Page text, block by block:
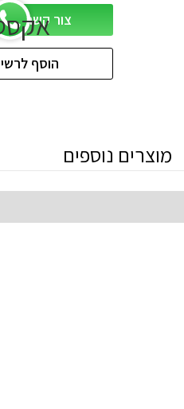
צור קשר
הוסף
מוצרים נוספים